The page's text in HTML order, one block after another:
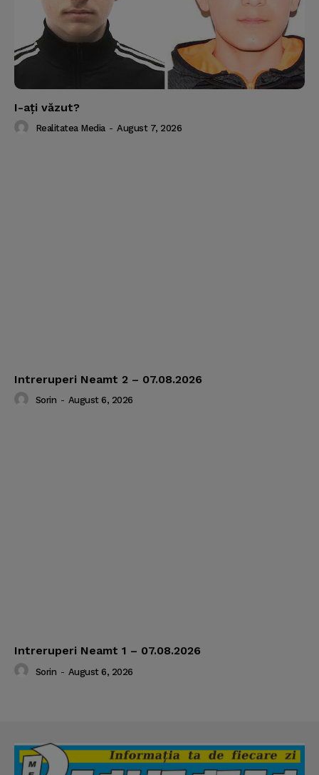
I-aţi văzut?
Realitatea Media - August 7, 2026
Intreruperi Neamt 2 – 07.08.2026
Sorin - August 6, 2026
Intreruperi Neamt 1 – 07.08.2026
Sorin - August 6, 2026